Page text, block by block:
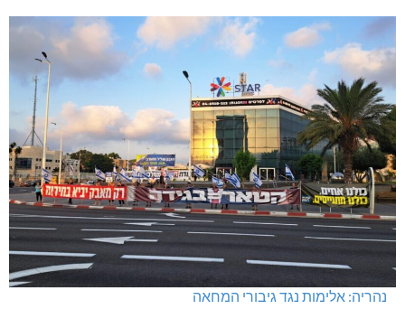
נהריה: אלימות נגד גיבורי המחאה